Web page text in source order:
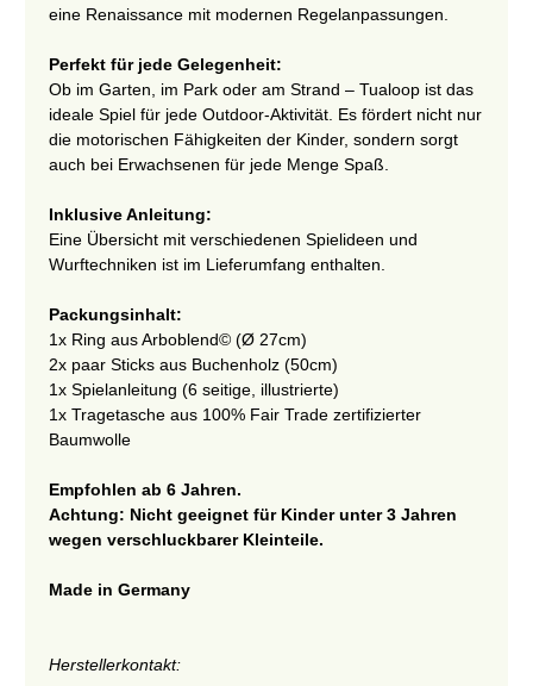
eine Renaissance mit modernen Regelanpassungen.
Perfekt für jede Gelegenheit:
Ob im Garten, im Park oder am Strand – Tualoop ist das
ideale Spiel für jede Outdoor-Aktivität. Es fördert nicht nur
die motorischen Fähigkeiten der Kinder, sondern sorgt
auch bei Erwachsenen für jede Menge Spaß.
Inklusive Anleitung:
Eine Übersicht mit verschiedenen Spielideen und
Wurftechniken ist im Lieferumfang enthalten.
Packungsinhalt:
1x Ring aus Arboblend© (Ø 27cm)
2x paar Sticks aus Buchenholz (50cm)
1x Spielanleitung (6 seitige, illustrierte)
1x Tragetasche aus 100% Fair Trade zertifizierter
Baumwolle
Empfohlen ab 6 Jahren.
Achtung: Nicht geeignet für Kinder unter 3 Jahren
wegen verschluckbarer Kleinteile.
Made in Germany
Herstellerkontakt: